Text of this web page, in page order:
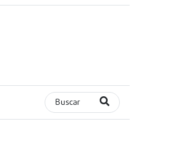
Buscar